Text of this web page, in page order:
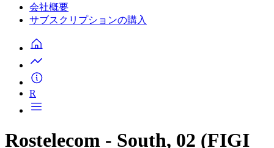
会社概要
サブスクリプションの購入
R
Rostelecom - South, 02 (FIGI